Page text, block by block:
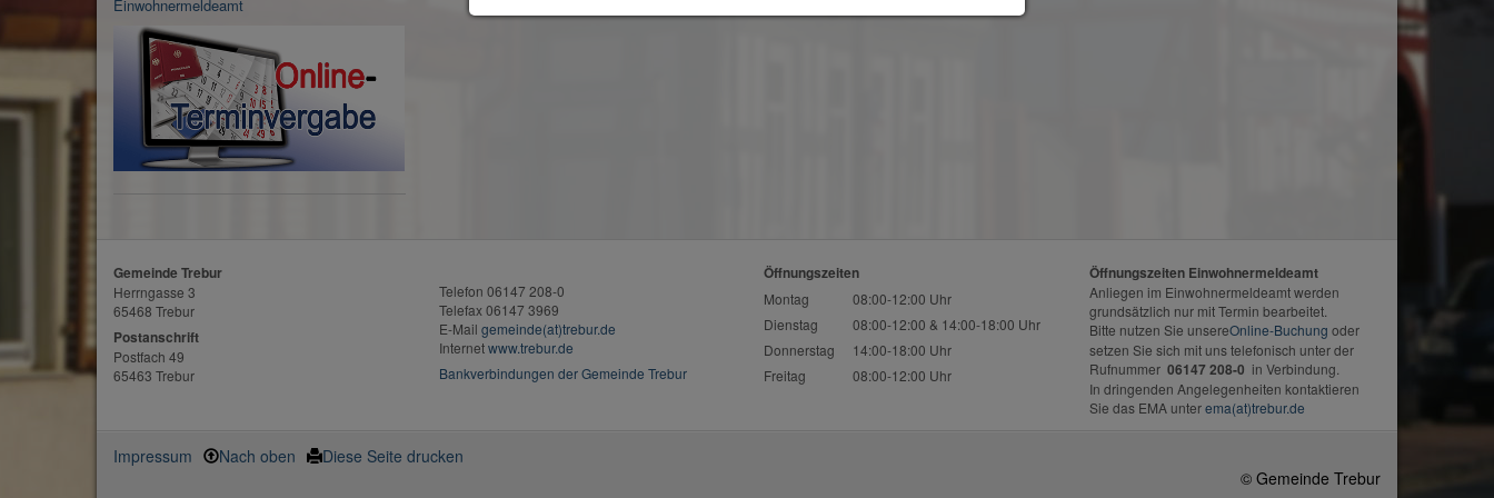
Einwohnermeldeamt
Gemeinde Trebur
Herrngasse 3
65468 Trebur
Postanschrift
Postfach 49
65463 Trebur
Telefon 06147 208-0
Telefax 06147 3969
E-Mail gemeinde(at)trebur.de
Internetwww.trebur.de
Bankverbindungen der Gemeinde Trebur
Öffnungszeiten
Montag
08:00-12:00 Uhr
Dienstag
08:00-12:00 & 14:00-18:00 Uhr
Donnerstag
14:00-18:00 Uhr
Freitag
08:00-12:00 Uhr
Öffnungszeiten Einwohnermeldeamt
Anliegen im Einwohnermeldeamt werden
grundsätzlich nur mit Termin bearbeitet.
Bitte nutzen Sie unsereOnline-Buchung oder
setzen Sie sich mit uns telefonisch unter der
Rufnummer 06147 208-0 in Verbindung.
In dringenden Angelegenheiten kontaktieren
Sie das EMA unterema(at)trebur.de
Impressum Nach oben
Diese Seite drucken
© Gemeinde Trebur